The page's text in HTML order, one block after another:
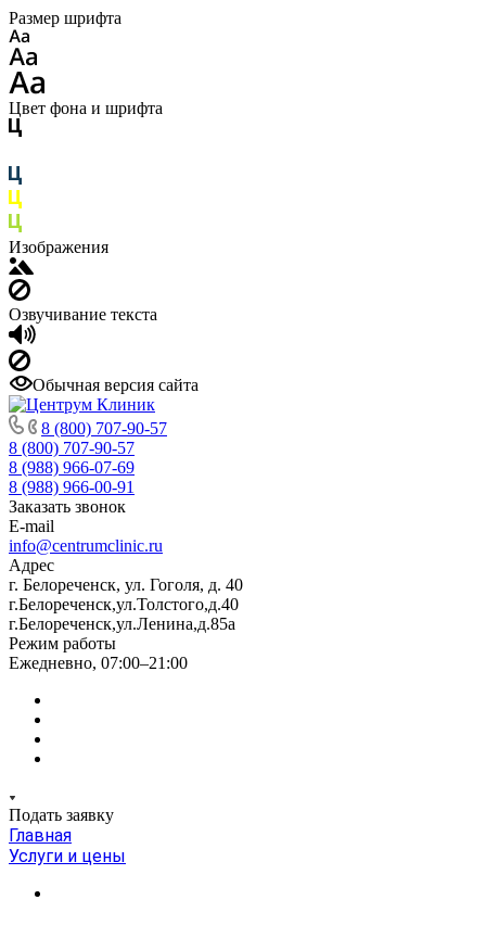
Размер шрифта
Цвет фона и шрифта
Изображения
Озвучивание текста
Обычная версия сайта
8 (800) 707-90-57
8 (800) 707-90-57
8 (988) 966-07-69
8 (988) 966-00-91
Заказать звонок
E-mail
info@centrumclinic.ru
Адрес
г. Белореченск, ул. Гоголя, д. 40
г.Белореченск,ул.Толстого,д.40
г.Белореченск,ул.Ленина,д.85а
Режим работы
Ежедневно, 07:00–21:00
Подать заявку
Главная
Услуги и цены